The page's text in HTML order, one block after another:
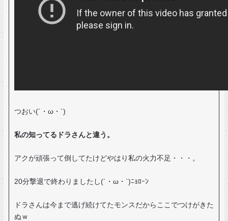
つおい(´・ω・`)
私の知ってるドラさんと違う。
アクが頑張って倒してたけどやはり私の火力不足・・・。
20分撃退で終わりましたし(´・ω・`)ﾆｮﾛｰﾝ
ドラさんは今まで逃げ続けてたモンスだからここでつけがきた
ぬｗ